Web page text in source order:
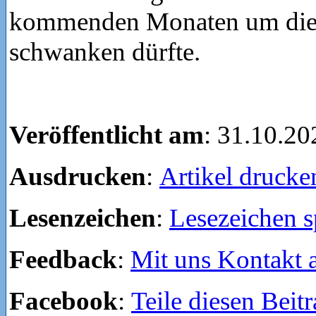
kommenden Monaten um
schwanken dürfte.
Veröffentlicht am:
Ausdrucken: Artikel
Lesenzeichen: Lesezeichen
Feedback: Mit uns Kontakt
Facebook: Teile diesen